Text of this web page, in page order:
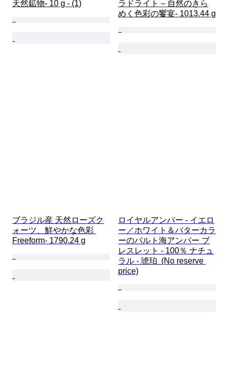
天然鉱物- 10 g - (1)
ラドライト – 自然のきら
めく色彩の饗宴- 1013.44 g
ブラジル産 天然ローズク
ォーツ、鮮やかな色彩
Freeform- 1790.24 g
ロイヤルアンバー - イエロ
ー／ホワイト＆バターカラ
ーのバルト海アンバー ブ
レスレット - 100％ ナチュ
ラル - 琥珀  (No reserve
price)